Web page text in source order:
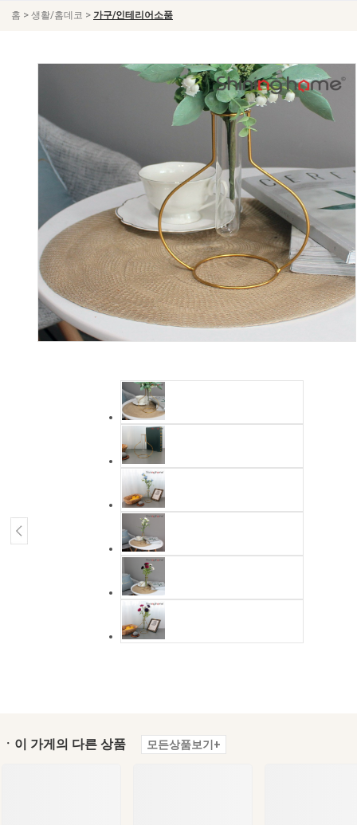
홈 > 생활/홈데코 > 가구/인테리어소품
ㆍ이 가게의 다른 상품 모든상품보기+